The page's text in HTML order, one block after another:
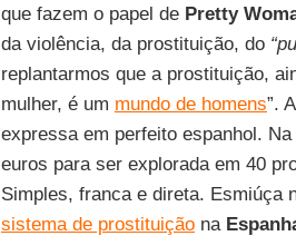
que fazem o papel de Pretty
da violência, da prostituição, do
replantarmos que a prostituição,
mulher, é um mundo de homens”.
expressa em perfeito espanhol. Na
euros para ser explorada em 40
Simples, franca e direta. Esmiúça
sistema de prostituiçãona